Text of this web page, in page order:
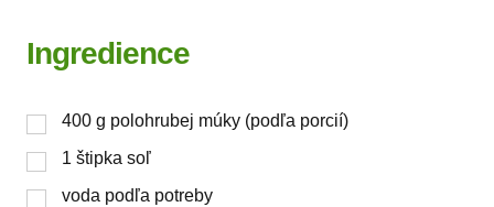
Ingredience
400 g polohrubej múky (podľa porcií)
1 štipka soľ
voda podľa potreby